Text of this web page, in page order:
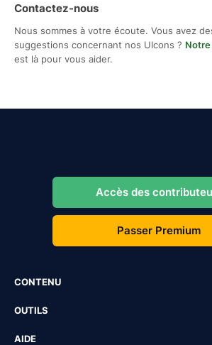
Contactez-nous
Nous sommes à votre écoute. Vous avez
suggestions concernant nos UIcons ?
est là pour vous aider.
Accès des
Passer Premium
CONTENU
OUTILS
AIDE